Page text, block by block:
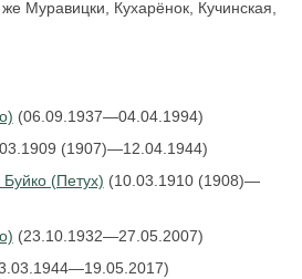
Муравицки, Кухарёнок, Кучинская,
(06.09.1937—04.04.1994)
(1907)—12.04.1944)
(Петух) (10.03.1910 (1908)—
(23.10.1932—27.05.2007)